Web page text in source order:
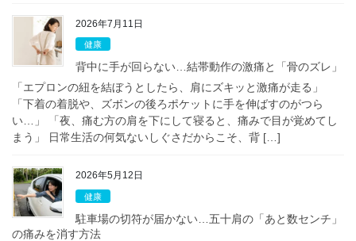
2026年7月11日
健康
背中に手が回らない…結帯動作の激痛と「骨のズレ」
「エプロンの紐を結ぼうとしたら、肩にズキッと激痛が走る」
「下着の着脱や、ズボンの後ろポケットに手を伸ばすのがつら
い…」 「夜、痛む方の肩を下にして寝ると、痛みで目が覚めてし
まう」 日常生活の何気ないしぐさだからこそ、背 […]
2026年5月12日
健康
駐車場の切符が届かない…五十肩の「あと数センチ」
の痛みを消す方法